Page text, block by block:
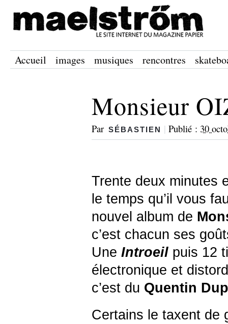
Accueil images musiques rencontres
Monsieur
Par SÉBASTIEN | Publié : 30
Trente deux minutes
le temps qu’il vous
nouvel album de
c’est chacun ses
Une Introeil puis 12
électronique et
c’est du Quentin
Certains le taxent de